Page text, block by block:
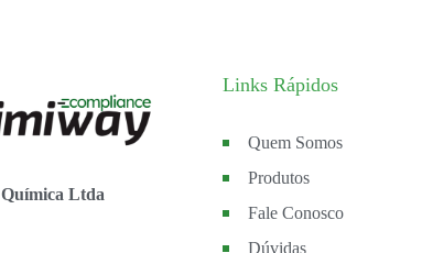
Ltda
Links Rápidos
Quem Somos
Produtos
Fale Conosco
Dúvidas